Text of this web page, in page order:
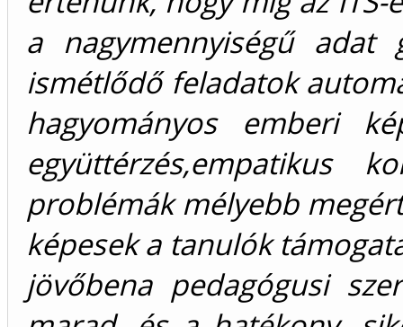
a nagymennyiségű adat
ismétlődő feladatok
hagyományos emberi
együttérzés,empatikus
problémák mélyebb
képesek a tanulók
jövőbena pedagógusi